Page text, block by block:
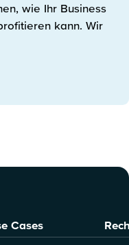
wie Ihr Business
kann. Wir
Cases